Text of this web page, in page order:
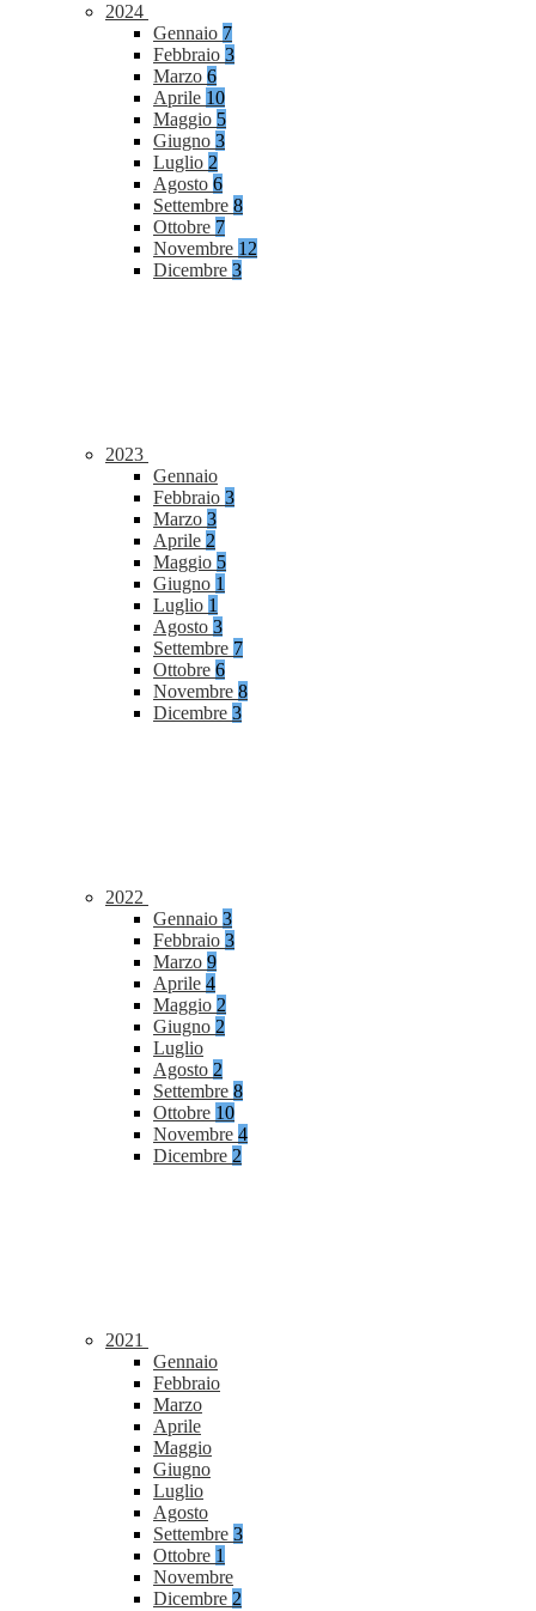
2024
Gennaio 7
Febbraio 3
Marzo 6
Aprile 10
Maggio 5
Giugno 3
Luglio 2
Agosto 6
Settembre 8
Ottobre 7
Novembre 12
Dicembre 3
2023
Gennaio
Febbraio 3
Marzo 3
Aprile 2
Maggio 5
Giugno 1
Luglio 1
Agosto 3
Settembre 7
Ottobre 6
Novembre 8
Dicembre 3
2022
Gennaio 3
Febbraio 3
Marzo 9
Aprile 4
Maggio 2
Giugno 2
Luglio
Agosto 2
Settembre 8
Ottobre 10
Novembre 4
Dicembre 2
2021
Gennaio
Febbraio
Marzo
Aprile
Maggio
Giugno
Luglio
Agosto
Settembre 3
Ottobre 1
Novembre
Dicembre 2